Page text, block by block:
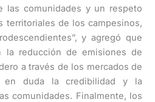
las comunidades y un respeto
territoriales de los campesinos,
y agregó que
la reducción de emisiones de
a través de los mercados de
en duda la credibilidad y la
comunidades. Finalmente, los